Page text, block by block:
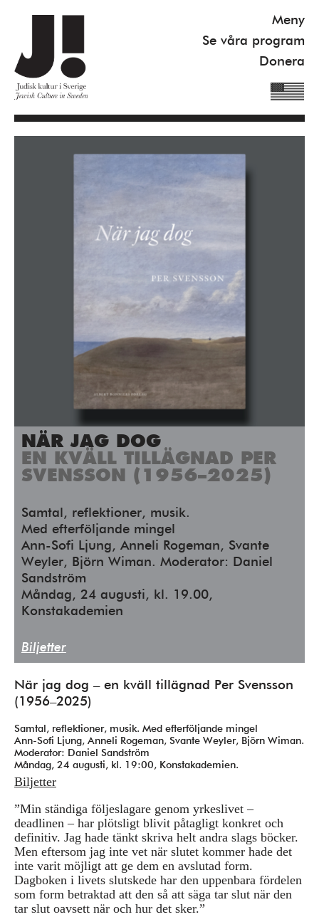
Meny
Se våra program
Donera
Kommande program
Se våra program
Våra böcker
Medlemskap/Kontakt
Donera
Fyll i din emailadress:
NÄR JAG DOG
EN KVÄLL TILLÄGNAD PER
SVENSSON (1956–2025)
Samtal, reflektioner, musik.
Med efterföljande mingel
Ann-Sofi Ljung, Anneli Rogeman, Svante
Weyler, Björn Wiman. Moderator: Daniel
Sandström
Måndag, 24 augusti, kl. 19.00,
Konstakademien
Biljetter
När jag dog – en kväll tillägnad Per Svensson
(1956–2025)
Samtal, reflektioner, musik. Med efterföljande mingel
Ann-Sofi Ljung, Anneli Rogeman, Svante Weyler, Björn Wiman.
Moderator: Daniel Sandström
Måndag, 24 augusti, kl. 19:00, Konstakademien.
Biljetter
”Min ständiga följeslagare genom yrkeslivet –
deadlinen – har plötsligt blivit påtagligt konkret och
definitiv. Jag hade tänkt skriva helt andra slags böcker.
Men eftersom jag inte vet när slutet kommer hade det
inte varit möjligt att ge dem en avslutad form.
Dagboken i livets slutskede har den uppenbara fördelen
som form betraktad att den så att säga tar slut när den
tar slut oavsett när och hur det sker.”